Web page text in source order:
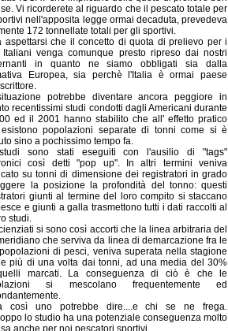
Vi ricorderete al riguardo che il pescato totale per
nell'apposita legge ormai decaduta, prevedeva
172 tonnellate totali per gli sportivi.
aspettarsi che il concetto di quota di prelievo per i
Italiani venga comunque presto ripreso dai nostri
in quanto ne siamo obbligati sia dalla
Europea, sia perchè l'Italia è ormai paese
potrebbe diventare ancora peggiore in
recentissimi studi condotti dagli Americani durante
ed il 2001 hanno stabilito che all' effetto pratico
popolazioni separate di tonni come si è
sino a pochissimo tempo fa.
sono stati eseguiti con l'ausilio di "tags"
così detti "pop up". In altri termini veniva
su tonni di dimensione dei registratori in grado
la posizione la profondità del tonno: questi
giunti al termine del loro compito si staccano
e giunti a galla trasmettono tutti i dati raccolti al
studi.
si sono così accorti che la linea arbitraria del
che serviva da linea di demarcazione fra le
di pesci, veniva superata nella stagione
più di una volta dai tonni, ad una media del 30%
marcati. La conseguenza di ciò è che le
si mescolano frequentemente ed
così uno potrebbe dire....e chi se ne frega.
lo studio ha una potenziale conseguenza molto
anche per noi pescatori sportivi.